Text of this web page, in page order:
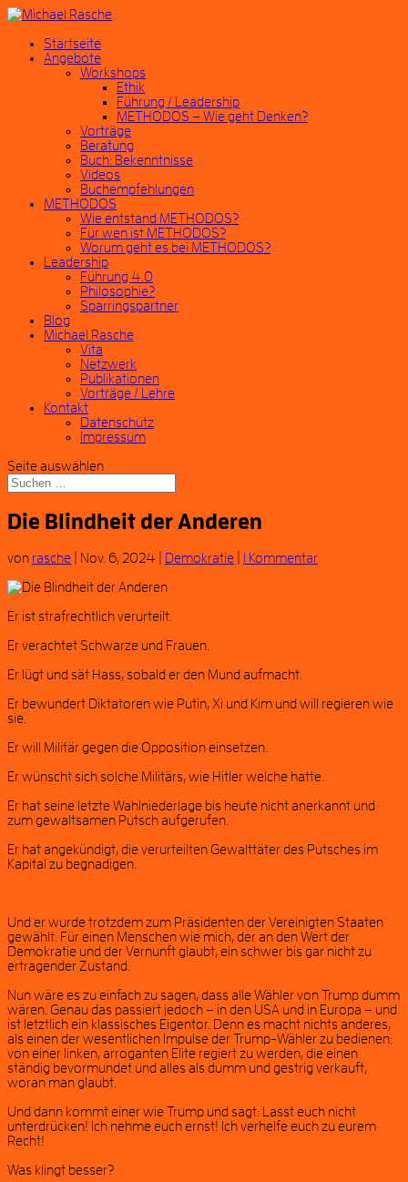
Startseite
Angebote
Workshops
Ethik
Führung / Leadership
METHODOS – Wie geht Denken?
Vorträge
Beratung
Buch: Bekenntnisse
Videos
Buchempfehlungen
METHODOS
Wie entstand METHODOS?
Für wen ist METHODOS?
Worum geht es bei METHODOS?
Leadership
Führung 4.0
Philosophie?
Sparringspartner
Blog
Michael Rasche
Vita
Netzwerk
Publikationen
Vorträge / Lehre
Kontakt
Datenschutz
Impressum
Seite auswählen
Die Blindheit der Anderen
von rasche Nov. 6, 2024 Demokratie 1 Kommentar
Er ist strafrechtlich verurteilt.
Er verachtet Schwarze und Frauen.
Er lügt und sät Hass, sobald er den Mund aufmacht.
Er bewundert Diktatoren wie Putin, Xi und Kim und will regieren wie
sie.
Er will Militär gegen die Opposition einsetzen.
Er wünscht sich solche Militärs, wie Hitler welche hatte.
Er hat seine letzte Wahlniederlage bis heute nicht anerkannt und
zum gewaltsamen Putsch aufgerufen.
Er hat angekündigt, die verurteilten Gewalttäter des Putsches im
Kapital zu begnadigen.
Und er wurde trotzdem zum Präsidenten der Vereinigten Staaten
gewählt. Für einen Menschen wie mich, der an den Wert der
Demokratie und der Vernunft glaubt, ein schwer bis gar nicht zu
ertragender Zustand.
Nun wäre es zu einfach zu sagen, dass alle Wähler von Trump dumm
wären. Genau das passiert jedoch – in den USA und in Europa – und
ist letztlich ein klassisches Eigentor. Denn es macht nichts anderes,
als einen der wesentlichen Impulse der Trump-Wähler zu bedienen:
von einer linken, arroganten Elite regiert zu werden, die einen
ständig bevormundet und alles als dumm und gestrig verkauft,
woran man glaubt.
Und dann kommt einer wie Trump und sagt: Lasst euch nicht
unterdrücken! Ich nehme euch ernst! Ich verhelfe euch zu eurem
Recht!
Was klingt besser?